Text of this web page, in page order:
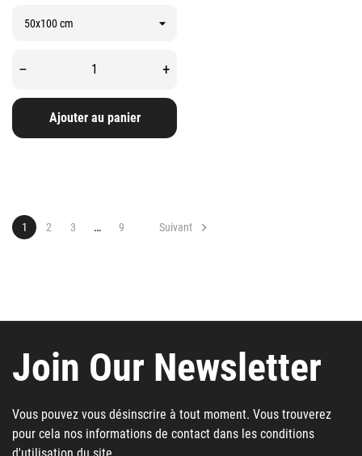
– +
Ajouter au panier
1 2 3 … 9 Suivant 
Join Our Newsletter
Vous pouvez vous désinscrire à tout moment. Vous trouverez
pour cela nos informations de contact dans les conditions